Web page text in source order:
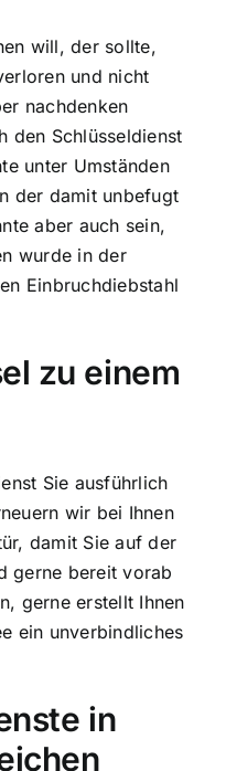
will, der sollte,
und nicht
nachdenken
den Schlüsseldienst
unter Umständen
der damit unbefugt
aber auch sein,
wurde in der
Einbruchdiebstahl
zu einem
Sie ausführlich
wir bei Ihnen
damit Sie auf der
gerne bereit vorab
gerne erstellt Ihnen
ein unverbindliches
in